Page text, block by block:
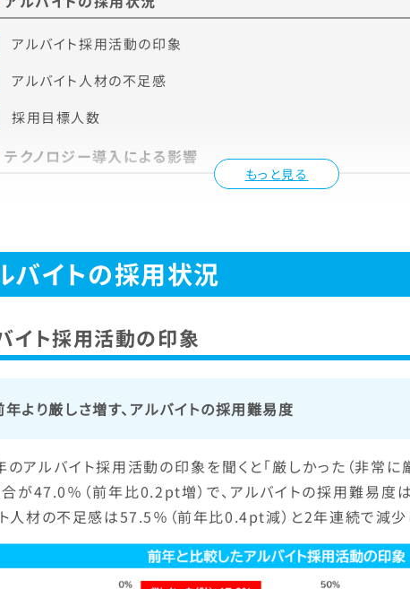
もっと見る
アルバイト採用活動の印象
アルバイト人材の不足感
採用目標人数
テクノロジー導入による影響
バイトの採用状況
イト採用活動の印象
年より厳しさ増す、アルバイトの採用難易度
アルバイト採用活動の印象を聞くと「厳しかった（非常に
が47.0％（前年比0.2pt増）で、アルバイトの採用難易度
人材の不足感は57.5％（前年比0.4pt減）と2年連続で減少し